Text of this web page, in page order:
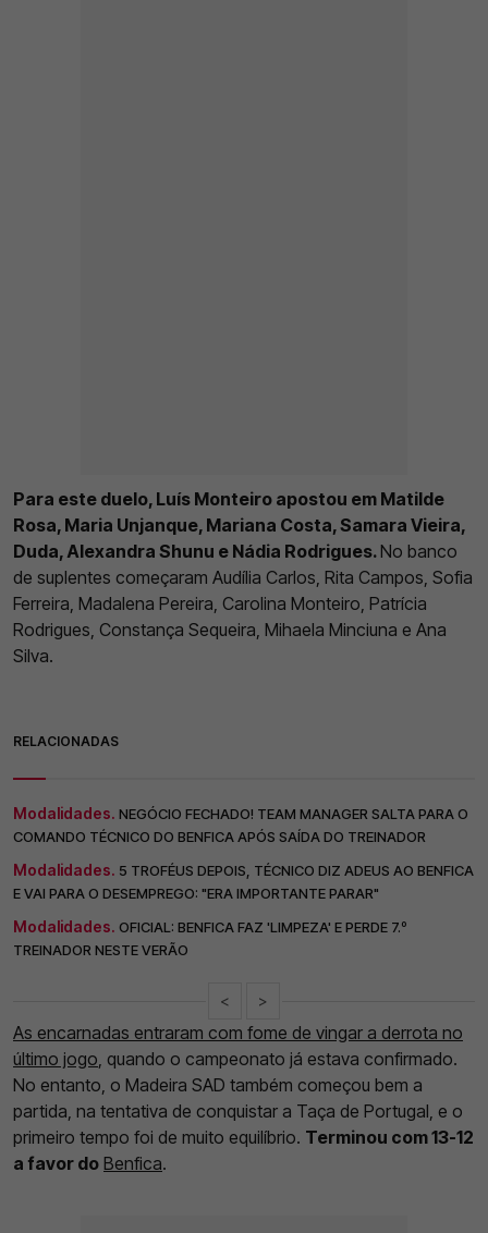
Para este duelo, Luís Monteiro apostou em Matilde
Rosa, Maria Unjanque, Mariana Costa, Samara Vieira,
Duda, Alexandra Shunu e Nádia Rodrigues.No banco
de suplentes começaram Audília Carlos, Rita Campos, Sofia
Ferreira, Madalena Pereira, Carolina Monteiro, Patrícia
Rodrigues, Constança Sequeira, Mihaela Minciuna e Ana
Silva.
RELACIONADAS
Modalidades. NEGÓCIO FECHADO! TEAM MANAGER SALTA PARA O
COMANDO TÉCNICO DO BENFICA APÓS SAÍDA DO TREINADOR
Modalidades. 5 TROFÉUS DEPOIS, TÉCNICO DIZ ADEUS AO BENFICA
E VAI PARA O DESEMPREGO: "ERA IMPORTANTE PARAR"
Modalidades. OFICIAL: BENFICA FAZ 'LIMPEZA' E PERDE 7.º
TREINADOR NESTE VERÃO
< >
As encarnadas entraram com fome de vingar a derrota no
último jogo, quando o campeonato já estava confirmado.
No entanto, o Madeira SAD também começou bem a
partida, na tentativa de conquistar a Taça de Portugal, e o
primeiro tempo foi de muito equilíbrio. Terminou com 13-12
a favor do Benfica.